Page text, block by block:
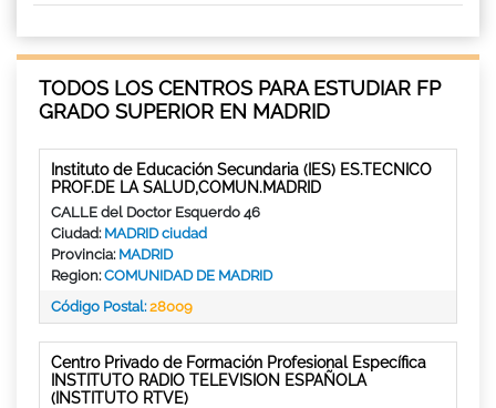
TODOS LOS CENTROS PARA ESTUDIAR FP
GRADO SUPERIOR EN MADRID
Instituto de Educación Secundaria (IES) ES.TECNICO
PROF.DE LA SALUD,COMUN.MADRID
CALLE del Doctor Esquerdo 46
Ciudad: MADRID ciudad
Provincia: MADRID
Region:COMUNIDAD DE MADRID
Código Postal:28009
Centro Privado de Formación Profesional Específica
INSTITUTO RADIO TELEVISION ESPAÑOLA
(INSTITUTO RTVE)